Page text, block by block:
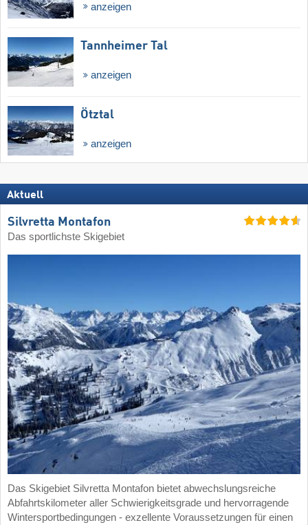
anzeigen
Tannheimer Tal
anzeigen
Ötztal
anzeigen
Aktuell
Silvretta Montafon
Das sportlichste Skigebiet
Das Skigebiet Silvretta Montafon bietet abwechslungsreiche
Abfahrtskilometer aller Schwierigkeitsgrade und hervorragende
Wintersportbedingungen - exzellente Voraussetzungen für einen